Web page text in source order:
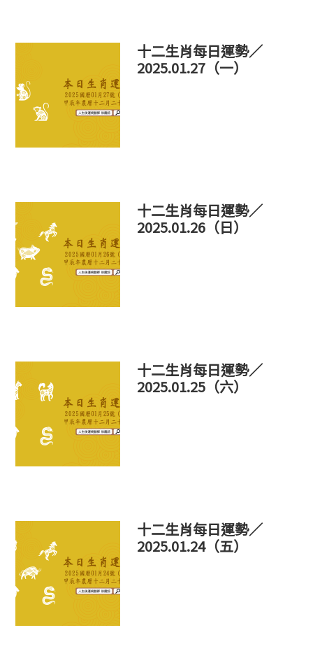
十二生肖每日運勢／
2025.01.27（一）
十二生肖每日運勢／
2025.01.26（日）
十二生肖每日運勢／
2025.01.25（六）
十二生肖每日運勢／
2025.01.24（五）